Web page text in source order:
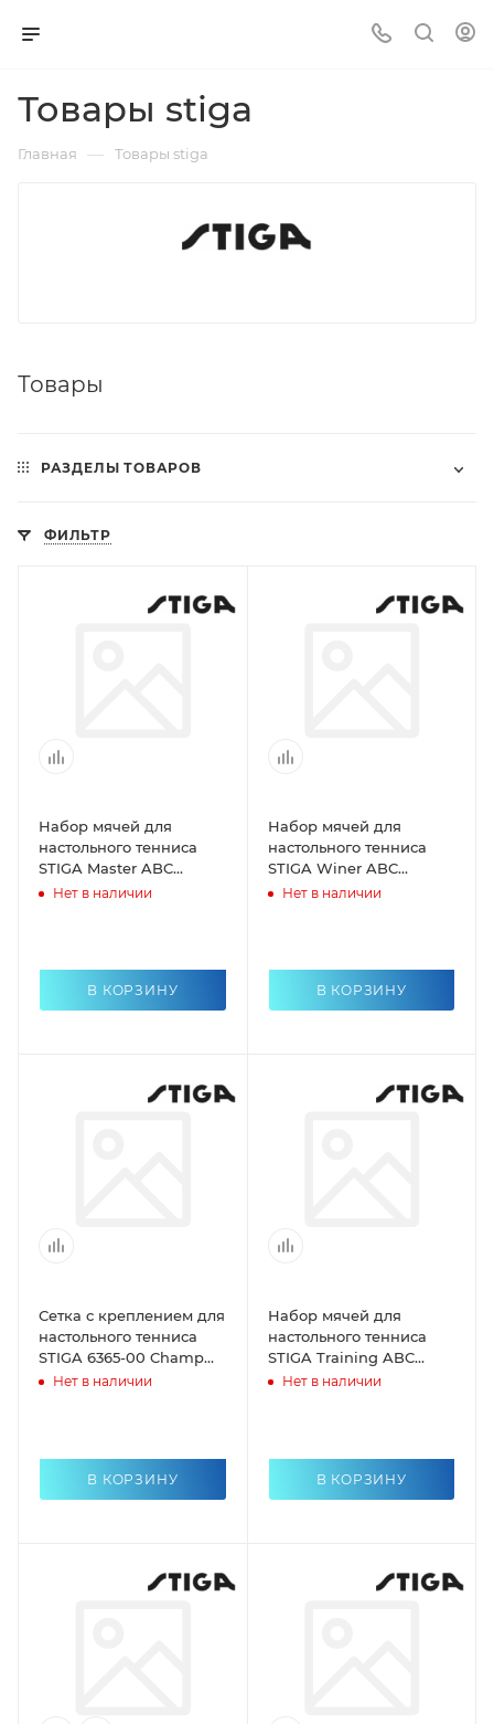
Товары stiga
Главная — Товары stiga
Товары
РАЗДЕЛЫ ТОВАРОВ
ФИЛЬТР
Набор мячей для
настольного тенниса
STIGA Master ABC
1*6шт/40мм оранжевый
Нет в наличии
В КОРЗИНУ
Набор мячей для
настольного тенниса
STIGA Winer ABC
2*6шт/40мм оранжевый
Нет в наличии
В КОРЗИНУ
Сетка с креплением для
настольного тенниса
STIGA 6365-00 Champ
ClipНет в наличии
В КОРЗИНУ
Набор мячей для
настольного тенниса
STIGA Training ABC
6шт/40мм оранжевый
Нет в наличии
В КОРЗИНУ